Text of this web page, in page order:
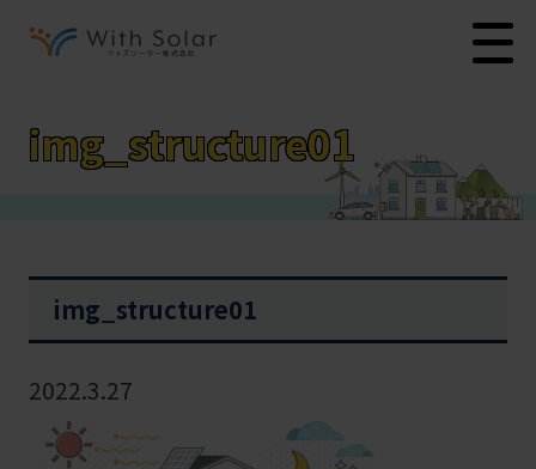
img_structure01
img_structure01
2022.3.27